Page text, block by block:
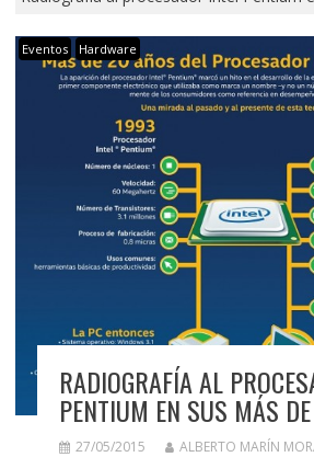
Eventos Hardware
RADIOGRAFÍA AL
PENTIUM EN SUS MÁS
27/05/2015 ALBERTO MARÍN